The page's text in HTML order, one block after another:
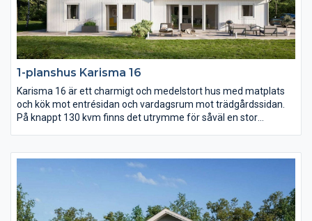
1-planshus Karisma 16
Karisma 16 är ett charmigt och medelstort hus med matplats
och kök mot entrésidan och vardagsrum mot trädgårdssidan.
På knappt 130 kvm finns det utrymme för såväl en stor
ryggåstak.